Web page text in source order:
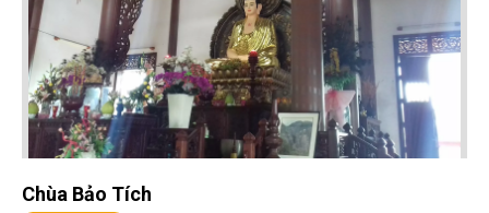
Chùa Bảo Tích